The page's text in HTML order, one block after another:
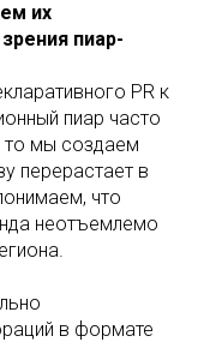
их
пиар-
PR к
пиар часто
то мы создаем
перерастает в
что
неотъемлемо
в формате